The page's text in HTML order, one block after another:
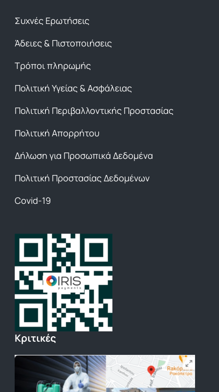
Συχνές Ερωτήσεις
Άδειες & Πιστοποιήσεις
Τρόποι πληρωμής
Πολιτική Υγείας & Ασφάλειας
Πολιτική Περιβαλλοντικής Προστασίας
Πολιτική Απορρήτου
Δήλωση για Προσωπικά Δεδομένα
Πολιτική Προστασίας Δεδομένων
Covid-19
Κριτικές